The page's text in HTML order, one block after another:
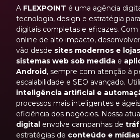
A FLEXPOINT é uma agência
tecnologia, design e estratégia
digitais completas e eficazes.
online de alto impacto,
vão desde sites modernos e
sistemas web sob medida e
Android, sempre com atenção à
escalabilidade e SEO avançado.
inteligência artificial e
processos mais inteligentes e
eficiência dos negócios. Nossa
digital envolve campanhas de
estratégias de conteúdo e